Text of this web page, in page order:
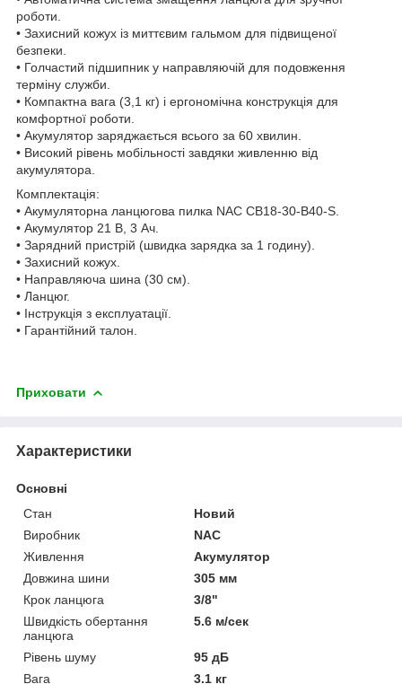
роботи.
• Захисний кожух із миттєвим гальмом для підвищеної
безпеки.
• Голчастий підшипник у направляючій для подовження
терміну служби.
• Компактна вага (3,1 кг) і ергономічна конструкція для
комфортної роботи.
• Акумулятор заряджається всього за 60 хвилин.
• Високий рівень мобільності завдяки живленню від
акумулятора.
Комплектація:
• Акумуляторна ланцюгова пилка NAC CB18-30-B40-S.
• Акумулятор 21 В, 3 Ач.
• Зарядний пристрій (швидка зарядка за 1 годину).
• Захисний кожух.
• Направляюча шина (30 см).
• Ланцюг.
• Інструкція з експлуатації.
• Гарантійний талон.
Приховати
Характеристики
Основні
Стан
Новий
Виробник
NAC
Живлення
Акумулятор
Довжина шини
305 мм
Крок ланцюга
3/8"
Швидкість обертання
ланцюга
5.6 м/сек
Рівень шуму
95 дБ
Вага
3.1 кг